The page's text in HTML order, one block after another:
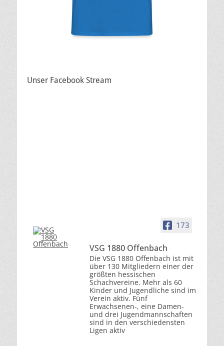
Unser Facebook Stream
173
VSG 1880 Offenbach
Die VSG 1880 Offenbach ist mit
über 130 Mitgliedern einer der
größten hessischen
Schachvereine. Mehr als 60
Kinder und Jugendliche sind im
Verein aktiv. Fünf
Erwachsenen-, eine Damen-
und drei Jugendmannschaften
sind in den verschiedensten
Ligen aktiv